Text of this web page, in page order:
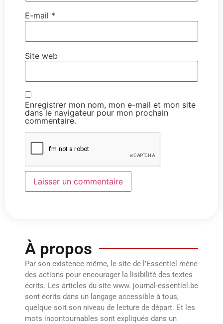
E-mail *
Site web
Enregistrer mon nom, mon e-mail et mon site
dans le navigateur pour mon prochain
commentaire.
À propos
Par son existence même, le site de l’Essentiel mène
des actions pour encourager la lisibilité des textes
écrits. Les articles du site www. journal-essentiel.be
sont écrits dans un langage accessible à tous,
quelque soit son niveau de lecture de départ. Et les
mots incontournables sont expliqués dans un